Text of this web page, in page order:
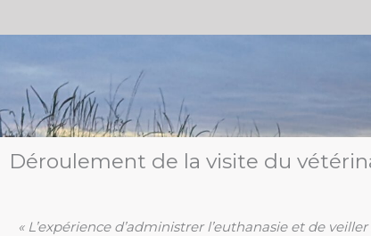
Déroulement de la visite du
« L’expérience d’administrer l’euthanasie et de